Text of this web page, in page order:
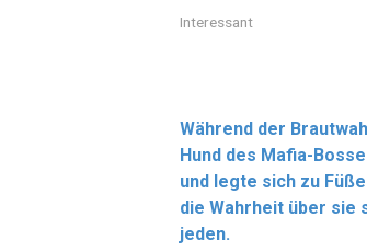
Interessant
Während der
Hund des Mafia-
und legte sich zu
die Wahrheit über sie
jeden.